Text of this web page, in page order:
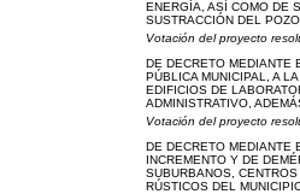
ENERGÍA, ASÍ COMO DE
SUSTRACCIÓN DEL
Votación del proyecto
DE DECRETO MEDIANTE
PÚBLICA MUNICIPAL, A
EDIFICIOS DE
ADMINISTRATIVO,
Votación del proyecto
DE DECRETO MEDIANTE
INCREMENTO Y DE
SUBURBANOS,
RÚSTICOS DEL